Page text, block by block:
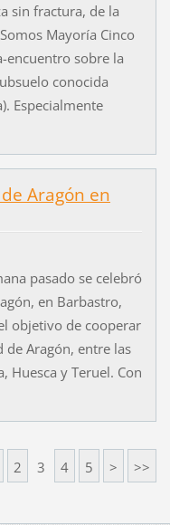
sin fractura, de la
Mayoría Cinco
encuentro sobre la
conocida
Especialmente
Aragón en
pasado se celebró
en Barbastro,
objetivo de cooperar
Aragón, entre las
Huesca y Teruel. Con
2 3 4 5 > >>